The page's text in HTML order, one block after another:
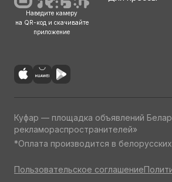
Наведите камеру
на QR-код и скачивайте
приложение
Куфар — площадка объявлений
рекламораспространителей»
*Оплата производится в
Пользовательское соглашение